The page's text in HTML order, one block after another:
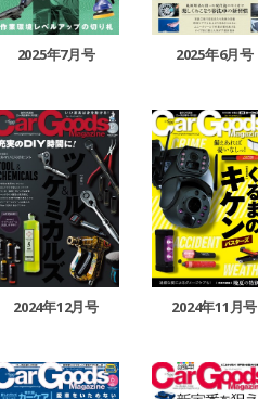
2025年7月号 2025年6月号
2024年12月号 2024年11月号